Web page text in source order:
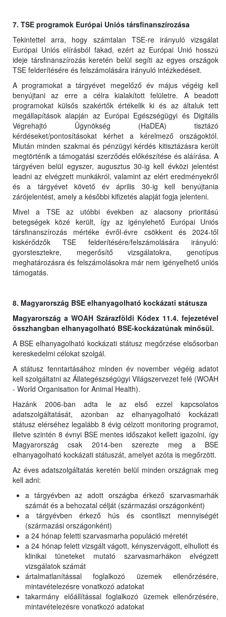
7. TSE programok Európai Uniós társfinanszírozása
Tekintettel arra, hogy számtalan TSE-re irányuló vizsgálat
Európai Uniós elírásból fakad, ezért az Európai Unió hosszú
ideje társfinanszírozás keretén belül segíti az egyes országok
TSE felderítésére és felszámolására irányuló intézkedéseit.
A programokat a tárgyévet megelőző év május végéig kell
benyújtani az erre a célra kialakított felületre. A beadott
programokat külsős szakértők értékelik ki és az általuk tett
megállapítások alapján az Európai Egészségügyi és Digitális
Végrehajtó Ügynökség (HaDEA) tisztázó
kérdéseket/pontosításokat kérhet a kérelmező országoktól.
Miután minden szakmai és pénzügyi kérdés kitisztázásra került
megtörténik a támogatási szerződés előkészítése és aláírása. A
tárgyéven belül egyszer, augusztus 30-ig kell évközi jelentést
leadni az elvégzett munkákról, valamint az elért eredményekről
és a tárgyévet követő év április 30-ig kell benyújtania
zárójelentést, amely a későbbi kifizetés alapját fogja jelenteni.
Mivel a TSE az utóbbi években az alacsony prioritású
betegségek közé került, így az igénylehető Európai Uniós
társfinanszírozás mértéke évről-évre csökkent és 2024-től
kiskérődzők TSE felderítésére/felszámolására irányuló:
gyorstesztekre, megerősítő vizsgálatokra, genotípus
meghatározásra és felszámolásokra már nem igényelhető uniós
támogatás.
8. Magyarország BSE elhanyagolható kockázati státusza
Magyarország a WOAH Szárazföldi Kódex 11.4. fejezetével
összhangban elhanyagolható BSE-kockázatúnak minősül.
A BSE elhanyagolható kockázati státusz megőrzése elsősorban
kereskedelmi célokat szolgál.
A státusz fenntartásához minden év november végéig adatot
kell szolgáltatni az Állategészségügyi Világszervezet felé (WOAH
- World Organisation for Animal Health).
Hazánk 2006-ban adta le az első ezzel kapcsolatos
adatszolgáltatását, azonban az elhanyagolható kockázati
státusz elérséhez legalább 8 évig célzott monitoring programot,
illetve szintén 8 évnyi BSE mentes időszakot kellett igazolni, így
Magyarország csak 2014-ben szerezte meg a BSE
elhanyagolható kockázati státuszát, amelyet azóta is megőrzött.
Az éves adatszolgáltatás keretén belül minden országnak meg
kell adni:
a tárgyévben az adott országba érkező szarvasmarhák
számát és a behozatal célját (származási országonként)
a tárgyévben érkező hús és csontliszt mennyiségét
(származási országonként)
a 24 hónap feletti szarvasmarha populáció méretét
a 24 hónap felett vizsgált vágott, kényszervágott, elhullott és
klinikai tüneteket mutató szarvasmarhákon elvégzett
vizsgálatok számát
ártalmatlanítással foglalkozó üzemek ellenőrzésére,
mintavételezésre vonatkozó adatokat
takarmány előállítással foglalkozó üzemek ellenőrzésére,
mintavételezésre vonatkozó adatokat